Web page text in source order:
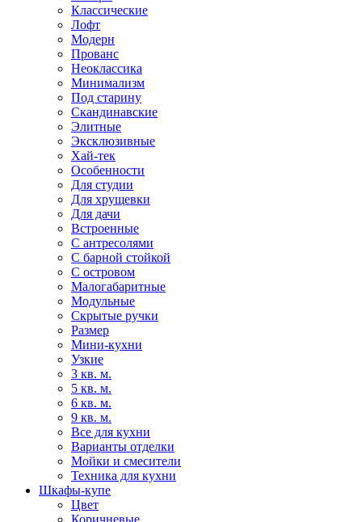
Классические
Лофт
Модерн
Прованс
Неоклассика
Минимализм
Под старину
Скандинавские
Элитные
Эксклюзивные
Хай-тек
Особенности
Для студии
Для хрущевки
Для дачи
Встроенные
С антресолями
С барной стойкой
С островом
Малогабаритные
Модульные
Скрытые ручки
Размер
Мини-кухни
Узкие
3 кв. м.
5 кв. м.
6 кв. м.
9 кв. м.
Все для кухни
Варианты отделки
Мойки и смесители
Техника для кухни
Шкафы-купе
Цвет
Коричневые